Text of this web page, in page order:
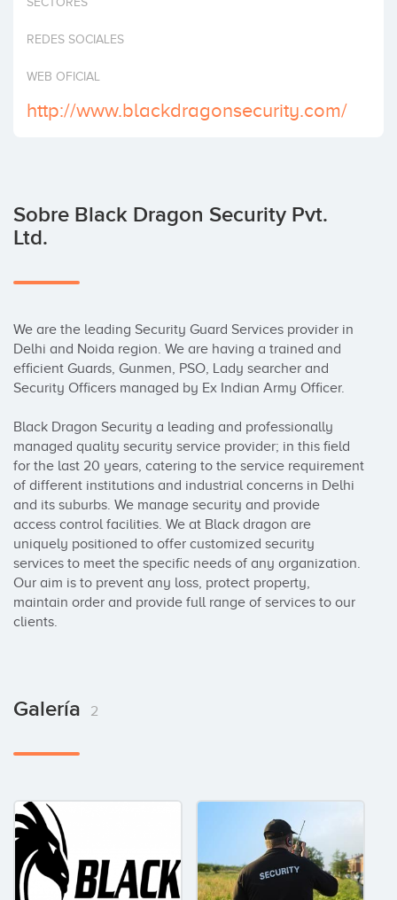
REDES SOCIALES
WEB OFICIAL
http://www.blackdragonsecurity.com/
Sobre Black Dragon Security Pvt.
Ltd.
We are the leading Security Guard Services provider in
Delhi and Noida region. We are having a trained and
efficient Guards, Gunmen, PSO, Lady searcher and
Security Officers managed by Ex Indian Army Officer.
Black Dragon Security a leading and professionally
managed quality security service provider; in this field
for the last 20 years, catering to the service requirement
of different institutions and industrial concerns in Delhi
and its suburbs. We manage security and provide
access control facilities. We at Black dragon are
uniquely positioned to offer customized security
services to meet the specific needs of any organization.
Our aim is to prevent any loss, protect property,
maintain order and provide full range of services to our
clients.
Galería 2